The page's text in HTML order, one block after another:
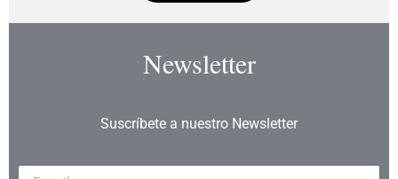
Newsletter
Suscríbete a nuestro Newsletter